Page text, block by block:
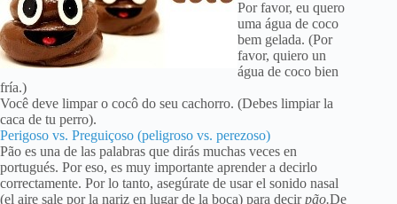
Por favor, eu quero
uma água de coco
bem gelada. (Por
favor, quiero un
água de coco bien
fría.)
Você deve limpar o cocô do seu cachorro. (Debes limpiar la
caca de tu perro).
Perigoso vs. Preguiçoso (peligroso vs. perezoso)
Pão es una de las palabras que dirás muchas veces en
portugués. Por eso, es muy importante aprender a decirlo
correctamente. Por lo tanto, asegúrate de usar el sonido nasal
(el aire sale por la nariz en lugar de la boca) para decirpão.De